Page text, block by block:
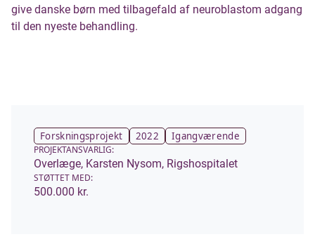
give danske børn med tilbagefald af neuroblastom adgang
til den nyeste behandling.
Forskningsprojekt 2022 Igangværende
PROJEKTANSVARLIG:
Overlæge, Karsten Nysom, Rigshospitalet
STØTTET MED:
500.000 kr.